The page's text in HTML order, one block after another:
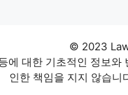
© 2023
에 대한 기초적인 정보
인한 책임을 지지 않습니